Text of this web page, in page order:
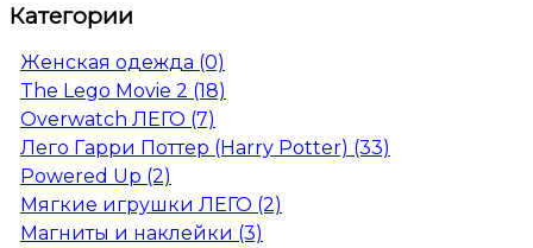
Категории
Женская одежда (0)
The Lego Movie 2 (18)
Overwatch ЛЕГО (7)
Лего Гарри Поттер (Harry Potter) (33)
Powered Up (2)
Мягкие игрушки ЛЕГО (2)
Магниты и наклейки (3)